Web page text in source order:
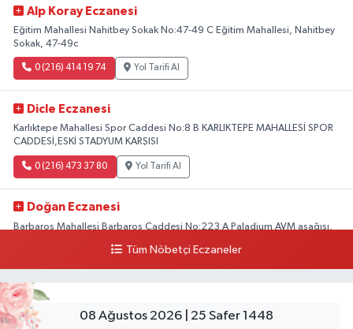
Alp Koray Eczanesi
Eğitim Mahallesi Nahitbey Sokak No:47-49 C Eğitim Mahallesi, Nahitbey
Sokak, 47-49c
0 (216) 414 19 74 Yol Tarifi Al
Dicle Eczanesi
Karlıktepe Mahallesi Spor Caddesi No:8 B KARLIKTEPE MAHALLESİ SPOR
CADDESİ,ESKİ STADYUM KARŞISI
0 (216) 473 37 80 Yol Tarifi Al
Doğan Eczanesi
Barbaros Mahallesi Barbaros Caddesi No:223 A Paladium AVM aşağısı,
Mali Eczanesi
Merkez Mahallesi Tüloğlu Sokak No:4 A REŞİTPAŞACADDESİ QNB BANK
Tüm Nöbetçi Eczaneler
08 Ağustos 2026 | 25 Safer 1448